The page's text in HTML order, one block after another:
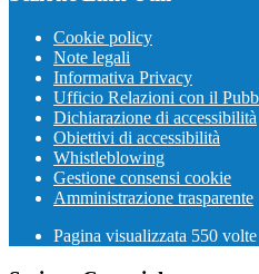
Cookie policy
Note legali
Informativa Privacy
Ufficio Relazioni con il
Dichiarazione di accessibilità
Obiettivi di accessibilità
Whistleblowing
Gestione consensi cookie
Amministrazione trasparente
Pagina visualizzata 550 volte